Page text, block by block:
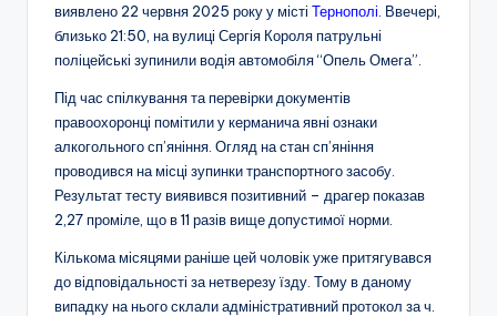
виявлено 22 червня 2025 року у місті Тернополі . Ввечері,
близько 21:50, на вулиці Сергія Короля патрульні
поліцейські зупинили водія автомобіля “Опель Омега”.
Під час спілкування та перевірки документів
правоохоронці помітили у керманича явні ознаки
алкогольного сп’яніння. Огляд на стан сп’яніння
проводився на місці зупинки транспортного засобу.
Результат тесту виявився позитивний – драгер показав
2,27 проміле, що в 11 разів вище допустимої норми.
Кількома місяцями раніше цей чоловік уже притягувався
до відповідальності за нетверезу їзду. Тому в даному
випадку на нього склали адміністративний протокол за ч.